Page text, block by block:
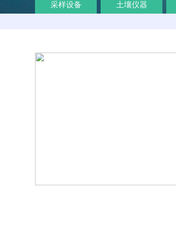
采样设备 土壤仪器